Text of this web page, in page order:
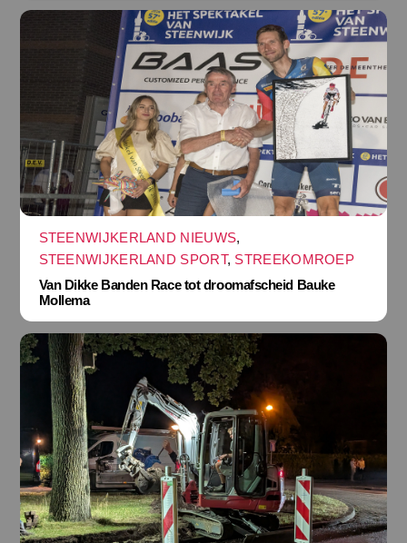
STEENWIJKERLAND NIEUWS,
STEENWIJKERLAND SPORT, STREEKOMROEP
Van Dikke Banden Race tot droomafscheid Bauke
Mollema